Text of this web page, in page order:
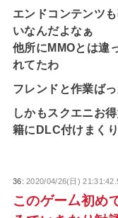
エンドコンテンツ
いなんだよなぁ
他所にMMOとは違
れてたわ
フレンドと作業ば
しかもスクエニお
籍にDLC付けまくり
36:2020/04/26(日)
このゲー厶初め